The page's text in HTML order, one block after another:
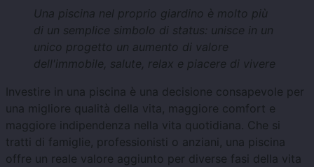
Una piscina nel proprio giardino è molto più
di un semplice simbolo di status: unisce in un
unico progetto un aumento di valore
dell'immobile, salute, relax e piacere di vivere
Investire in una piscina è una decisione consapevole per
una migliore qualità della vita, maggiore comfort e
maggiore indipendenza nella vita quotidiana. Che si
tratti di famiglie, professionisti o anziani, una piscina
offre un reale valore aggiunto per diverse fasi della vita